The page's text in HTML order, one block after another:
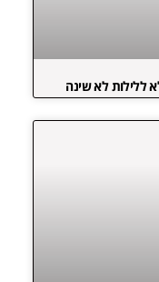
ללילות לא שינה